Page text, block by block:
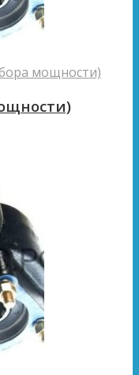
мощности)